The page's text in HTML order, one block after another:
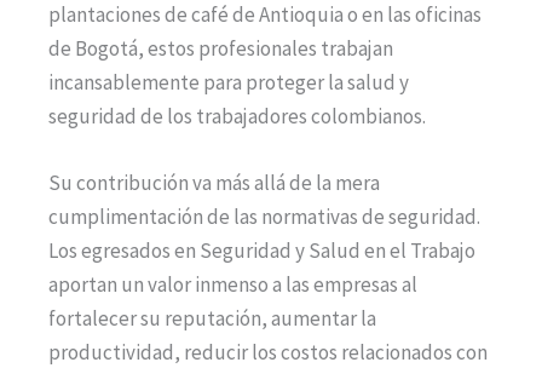
plantaciones de café de Antioquia o en las oficinas
de Bogotá, estos profesionales trabajan
incansablemente para proteger la salud y
seguridad de los trabajadores colombianos.
Su contribución va más allá de la mera
cumplimentación de las normativas de seguridad.
Los egresados en Seguridad y Salud en el Trabajo
aportan un valor inmenso a las empresas al
fortalecer su reputación, aumentar la
productividad, reducir los costos relacionados con